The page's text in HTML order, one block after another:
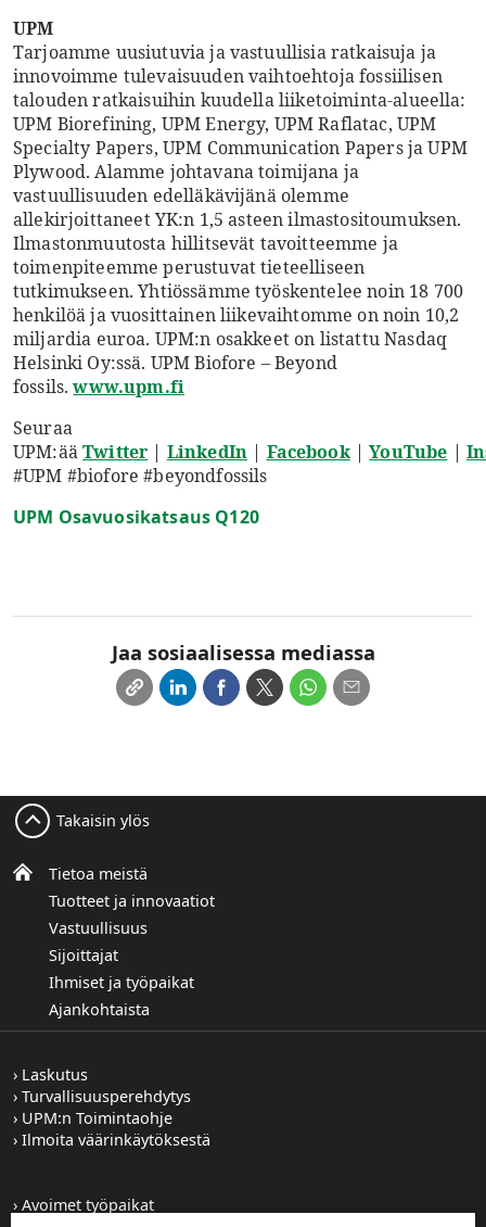
UPM
Tarjoamme uusiutuvia ja vastuullisia ratkaisuja ja
innovoimme tulevaisuuden vaihtoehtoja fossiilisen
talouden ratkaisuihin kuudella liiketoiminta-alueella:
UPM Biorefining, UPM Energy, UPM Raflatac, UPM
Specialty Papers, UPM Communication Papers ja UPM
Plywood. Alamme johtavana toimijana ja
vastuullisuuden edelläkävijänä olemme
allekirjoittaneet YK:n 1,5 asteen ilmastositoumuksen.
Ilmastonmuutosta hillitsevät tavoitteemme ja
toimenpiteemme perustuvat tieteelliseen
tutkimukseen. Yhtiössämme työskentelee noin 18 700
henkilöä ja vuosittainen liikevaihtomme on noin 10,2
miljardia euroa. UPM:n osakkeet on listattu Nasdaq
Helsinki Oy:ssä. UPM Biofore – Beyond
fossils.www.upm.fi
Seuraa
UPM:ääTwitter | LinkedIn | Facebook|YouTube |
#UPM #biofore #beyondfossils
UPM Osavuosikatsaus Q120
Jaa sosiaalisessa mediassa
Tietoa meistä
Tuotteet ja innovaatiot
Vastuullisuus
Sijoittajat
Ihmiset ja työpaikat
Ajankohtaista
Takaisin ylös
Laskutus
Turvallisuusperehdytys
UPM:n Toimintaohje
Ilmoita väärinkäytöksestä
Avoimet työpaikat